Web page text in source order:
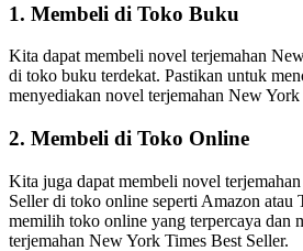
1. Membeli di Toko Buku
Kita dapat membeli novel terjemahan
di toko buku terdekat. Pastikan untuk
menyediakan novel terjemahan New York
2. Membeli di Toko Online
Kita juga dapat membeli novel
Seller di toko online seperti Amazon atau
memilih toko online yang terpercaya dan
terjemahan New York Times Best Seller.